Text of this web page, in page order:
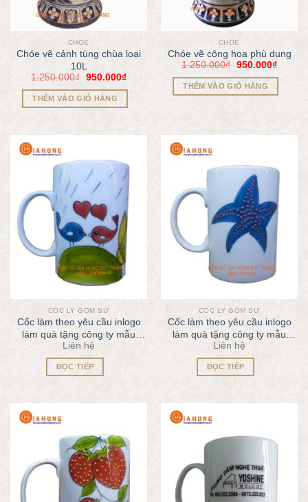
CHÓE
Chóe vẽ cảnh tùng chùa loại
10L
1.250.000₫ 950.000₫
THÊM VÀO GIỎ HÀNG
CHÓE
Chóe vẽ công hoa phù dung
1.250.000₫ 950.000₫
THÊM VÀO GIỎ HÀNG
CỐC LY GỐM SỨ
Cốc làm theo yêu cầu inlogo
làm quà tặng công ty mẫu
QT60
Liên hệ
ĐỌC TIẾP
CỐC LY GỐM SỨ
Cốc làm theo yêu cầu inlogo
làm quà tặng công ty mẫu
QT61
Liên hệ
ĐỌC TIẾP